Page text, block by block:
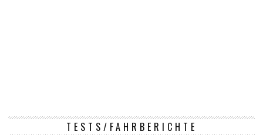
TESTS/FAHRBERICHTE